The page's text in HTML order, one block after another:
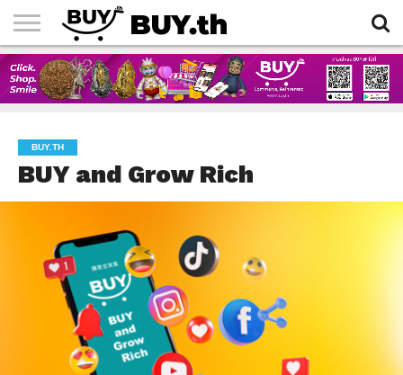
HOME
ARTICLES
BUY.TH
BUY and Grow Rich